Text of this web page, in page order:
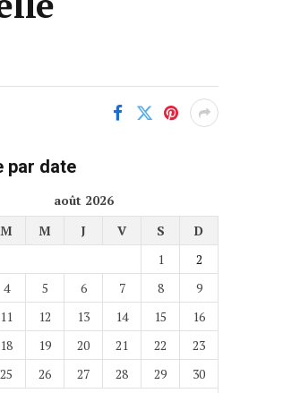
par date
août 2026
M M J V S
D
1
2
4 5 6 7 8
9
11 12 13 14 15
16
18 19 20 21 22
23
25 26 27 28 29
30